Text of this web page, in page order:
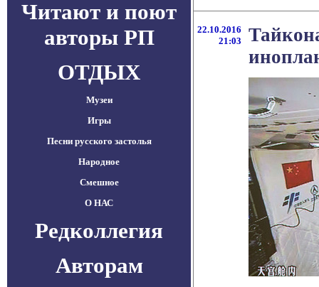
Читают и поют
авторы РП
ОТДЫХ
Музеи
Игры
Песни русского застолья
Народное
Смешное
О НАС
Редколлегия
Авторам
22.10.2016
21:03